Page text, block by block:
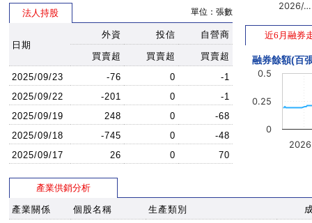
法人持股 單位：張數
日期
外資 投信 自營商
買賣超 買賣超
買賣超
2025/09/23
-76 0
-1
2025/09/22
-201 0
-1
2025/09/19
248 0
-68
2025/09/18
-745 0
-48
2025/09/17
26 0 70
2026/…
近6月融券
融券餘額(百
0
0.25
0.5
產業供銷分析
產業關係 個股名稱 生產類別